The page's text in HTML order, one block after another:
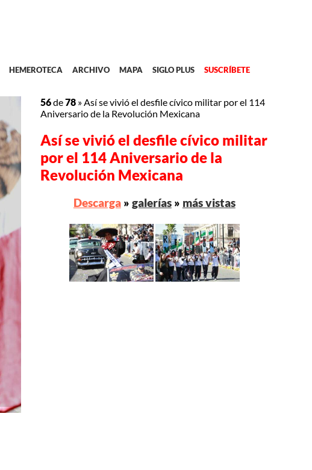
HEMEROTECA ARCHIVO MAPA SIGLO PLUS SUSCRÍBETE
56de78 »Así se vivió el desfile cívico militar por el 114
Aniversario de la Revolución Mexicana
Así se vivió el desfile cívico militar
por el 114 Aniversario de la
Revolución Mexicana
Descarga» galerías» más vistas